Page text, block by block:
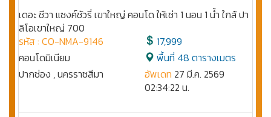
เดอะ ชีวา แซงค์ชัวรี่ เขาใหญ่ คอนโด ให้เช่า 1 นอน 1 น้ำ ใกล้ ปา
ลิโอเขาใหญ่ 700
รหัส : CO-NMA-9146
คอนโดมิเนียม
ปากช่อง , นครราชสีมา
17,999
พื้นที่ 48 ตารางเมตร
อัพเดท 27 มี.ค. 2569
02:34:22 น.